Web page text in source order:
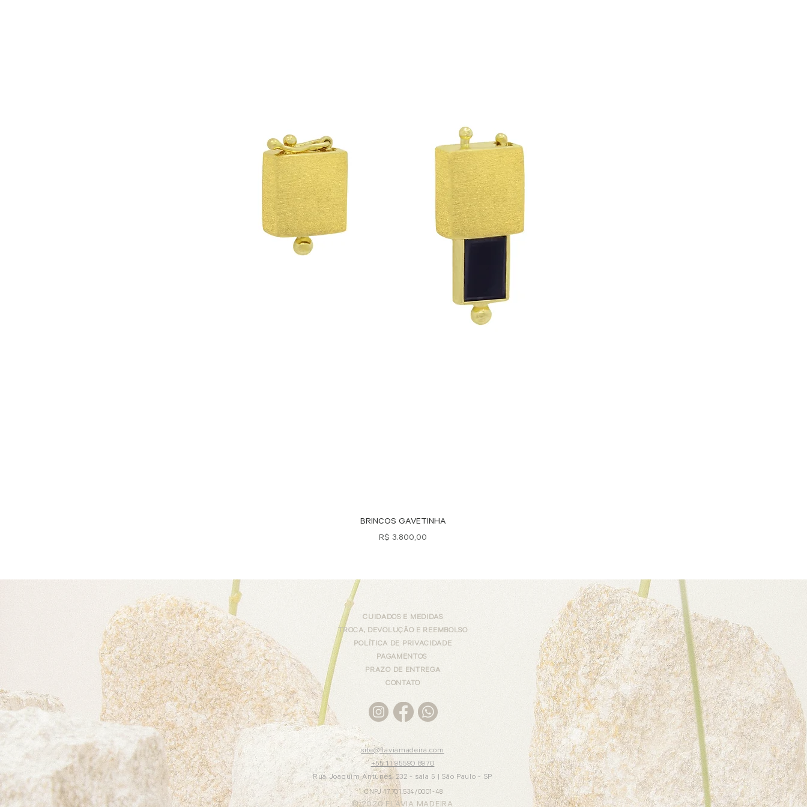
Visualização rápida
BRINCOS GAVETINHA
Preço
R$ 3.800,00
CUIDADOS E MEDIDAS
TROCA, DEVOLUÇÃO E REEMBOLSO
POLÍTICA DE PRIVACIDADE
PAGAMENTOS
PRAZO DE ENTREGA
CONTATO
site@flaviamadeira.com
+55 11 95590 8970
Rua Joaquim Antunes, 232 - sala 5 |São Paulo - SP
CNPJ 17.701.534/0001-48
© 2020 FLAVIA MADEIRA